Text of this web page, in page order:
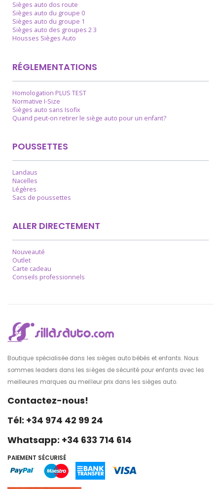
Sièges auto dos route
Sièges auto du groupe 0
Sièges auto du groupe 1
Sièges auto des groupes 2 3
Housses Sièges Auto
RÉGLEMENTATIONS
Homologation PLUS TEST
Normative I-Size
Sièges auto sans Isofix
Quand peut-on retirer le siège auto pour un enfant?
POUSSETTES
Landaus
Nacelles
Légères
Sacs de poussettes
ALLER DIRECTEMENT
Nouveauté
Outlet
Carte cadeau
Conseils professionnels
Boutique spécialisée dans les sièges auto bébés et enfants. Nous
sommes leaders dans les sièges de sécurité pour enfants avec les
meilleures marques au meilleur prix dans les sièges auto.
Contactez-nous!
Tél: +34 974 42 99 24
Whatsapp: +34 633 714 614
PAIEMENT SÉCURISÉ